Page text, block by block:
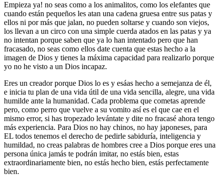
Empieza ya! no seas como a los animalitos, como los elefantes que
cuando están pequeños les atan una cadena gruesa entre sus patas y
ellos ni por más que jalan, no pueden soltarse y cuando son viejos,
los llevan a un circo con una simple cuerda atados en las patas y ya
no intentan porque saben que ya lo han intentado pero que han
fracasado, no seas como ellos date cuenta que estas hecho a la
imagen de Dios y tienes la máxima capacidad para realizarlo porque
yo no he visto a un Dios incapaz.
Eres un creador porque Dios lo es y esáas hecho a semejanza de él,
e inicia tu plan de una vida útil de una vida sencilla, alegre, una vida
humilde ante la humanidad. Cada problema que cometas aprende
pero, como perro que vuelve a su vomito así es el que cae en el
mismo error, si has tropezado levántate y dite no fracasé ahora tengo
más experiencia. Para Dios no hay chinos, no hay japoneses, para
EL todos tenemos el derecho de pedirle sabiduría, inteligencia y
humildad, no creas palabras de hombres cree a Dios porque eres una
persona única jamás te podrán imitar, no estás bien, estas
extraordinariamente bien, no estás hecho bien, estás perfectamente
bien.